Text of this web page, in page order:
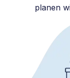
planen